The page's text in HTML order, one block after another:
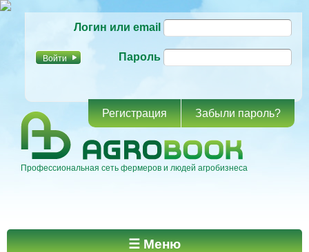
основному
Логин или email
Пароль
Регистрация Забыли пароль?
Профессиональная сеть фермеров и людей агробизнеса
Главное меню ☰ Меню